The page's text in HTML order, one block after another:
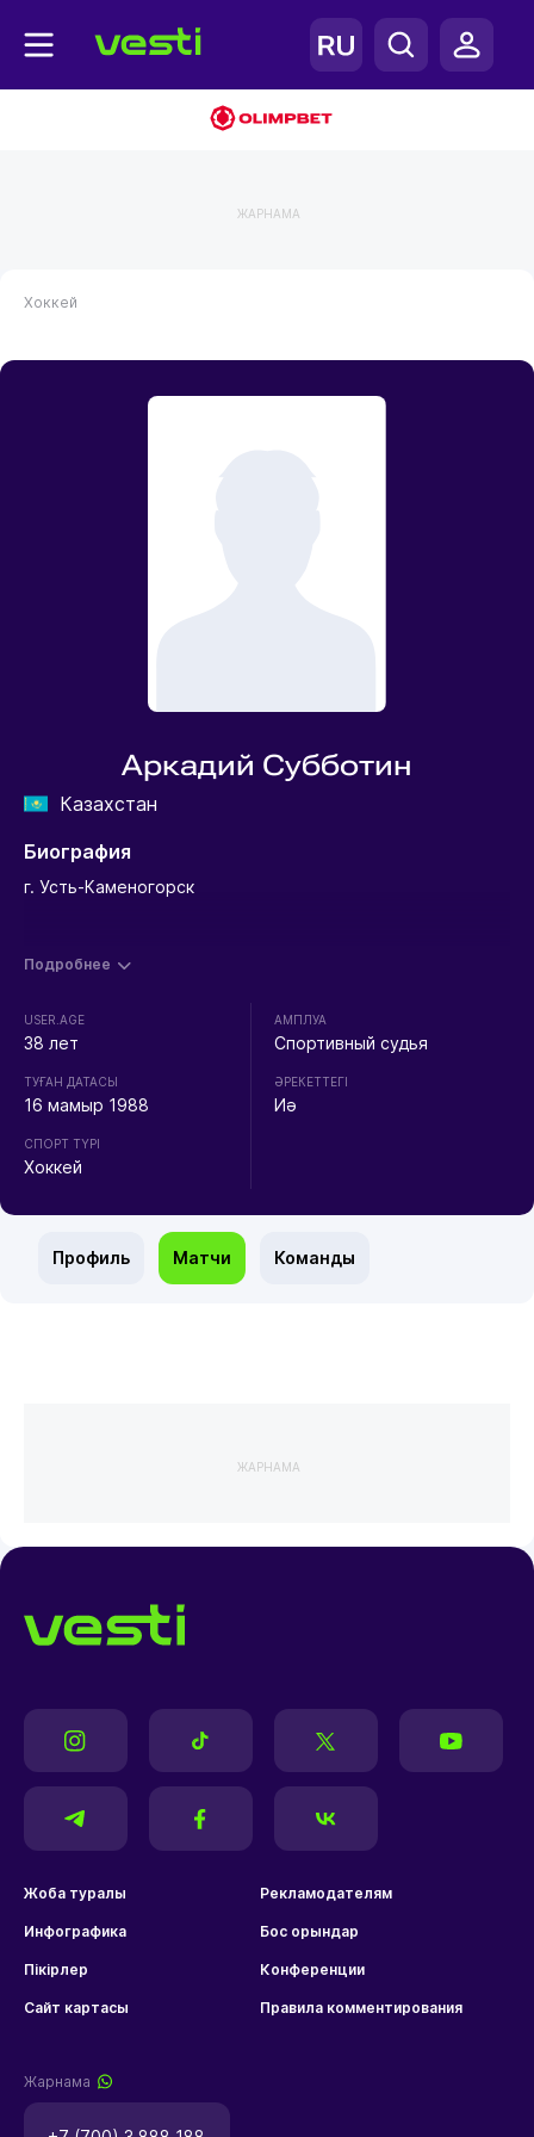
ЖАРНАМА
Хоккей
Аркадий Субботин
Казахстан
Биография
г. Усть-Каменогорск
Подробнее
USER.AGE
38 лет
ТУҒАН ДАТАСЫ
16 мамыр 1988
СПОРТ ТҮРІ
Хоккей
АМПЛУА
Спортивный судья
ӘРЕКЕТТЕГІ
Иә
Профиль Матчи Команды
ЖАРНАМА
Жоба туралы Рекламодателям
Инфографика Бос орындар
Пікірлер Конференции
Сайт картасы Правила комментирования
Жарнама